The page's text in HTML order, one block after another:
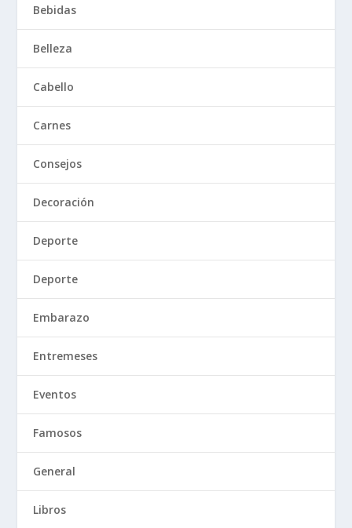
Bebidas
Belleza
Cabello
Carnes
Consejos
Decoración
Deporte
Deporte
Embarazo
Entremeses
Eventos
Famosos
General
Libros